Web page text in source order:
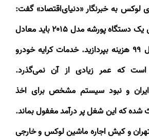
لوکس به خبرنگار «دنیای‌اقتصاد» گفت:
یک دستگاه پورشه مدل۲۰۱۵باید معادل
۹۹هزینه بپردازید. خدمات کرایه خودرو
که عمر زیادی از آن نمی‌گذرد.
ایران و نبود سیستم مشخص برای اخذ
شده که این شغل پر درآمد مغفول بماند.
و کیش اجاره ماشین لوکس و خارجی